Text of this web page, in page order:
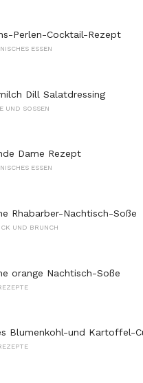
Perlen-Cocktail-Rezept
ESSEN
Dill Salatdressing
UND SOSSEN
Dame Rezept
ESSEN
Rhabarber-Nachtisch-Soße
UND BRUNCH
orange Nachtisch-Soße
Blumenkohl-und Kartoffel-